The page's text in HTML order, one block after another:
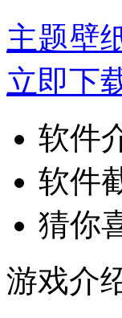
主题壁
立即下
软件
软件
猜你
游戏介